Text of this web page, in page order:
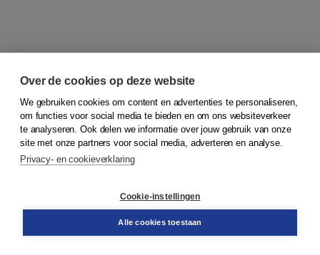
© 2026Koninklijke Boom uitgevers
Bestellen
Over de cookies op deze website
We gebruiken cookies om content en advertenties te personaliseren,
om functies voor social media te bieden en om ons websiteverkeer
te analyseren. Ook delen we informatie over jouw gebruik van onze
site met onze partners voor social media, adverteren en analyse.
Privacy- en cookieverklaring
Cookie-instellingen
Alle cookies toestaan